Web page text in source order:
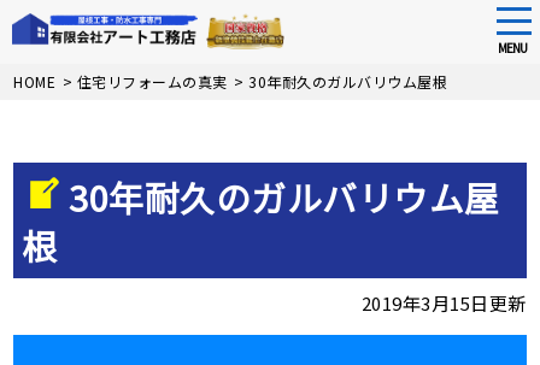
Skip
MENU
HOME > 住宅リフォームの真実 >30年耐久のガルバリウム屋根
30年耐久のガルバリウム屋
根
2019年3月15日更新